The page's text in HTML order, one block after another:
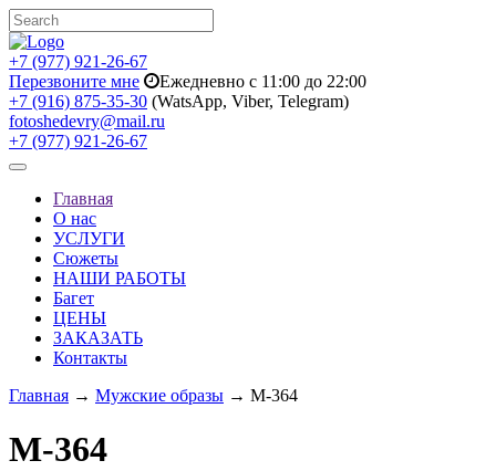
+7 (977) 921-26-67
Перезвоните мне
Ежедневно с 11:00 до 22:00
+7 (916) 875-35-30 (WatsApp, Viber, Telegram)
fotoshedevry@mail.ru
+7 (977) 921-26-67
Toggle
navigationГлавная
О нас
УСЛУГИ
Сюжеты
НАШИ РАБОТЫ
Багет
ЦЕНЫ
ЗАКАЗАТЬ
Контакты
Главная → Мужские образы → M-364
M-364